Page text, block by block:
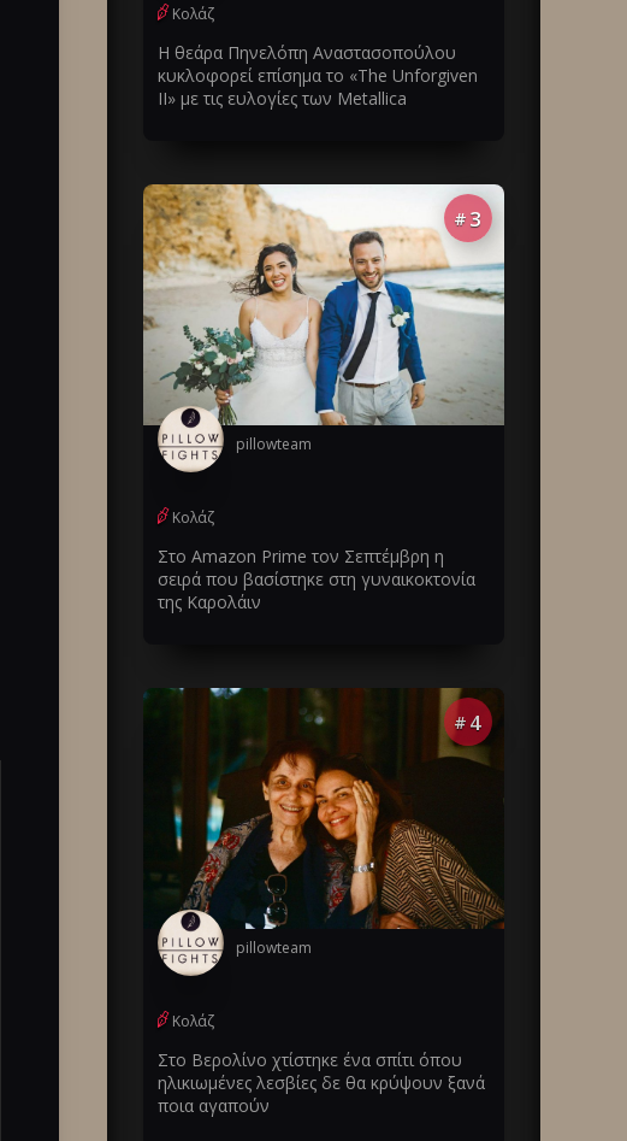
Κολάζ
Η θεάρα Πηνελόπη Αναστασοπούλου
κυκλοφορεί επίσημα το «The Unforgiven
II» με τις ευλογίες των Metallica
# 3
pillowteam
Κολάζ
Στο Amazon Prime τον Σεπτέμβρη η
σειρά που βασίστηκε στη γυναικοκτονία
της Καρολάιν
# 4
pillowteam
Κολάζ
Στο Βερολίνο χτίστηκε ένα σπίτι όπου
ηλικιωμένες λεσβίες δε θα κρύψουν ξανά
ποια αγαπούν